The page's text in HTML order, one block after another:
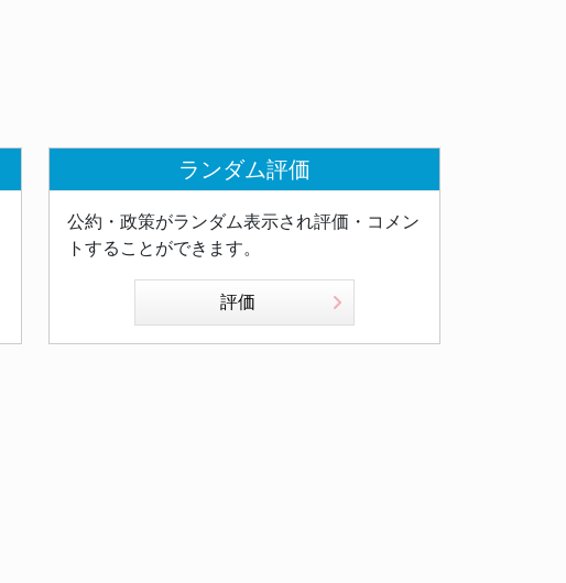
ランダム評価
公約・政策がランダム表示され評価・コメン
トすることができます。
評価